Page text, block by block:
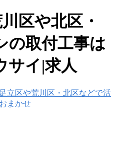
区や北区・
の取付工事は
サイ|求人